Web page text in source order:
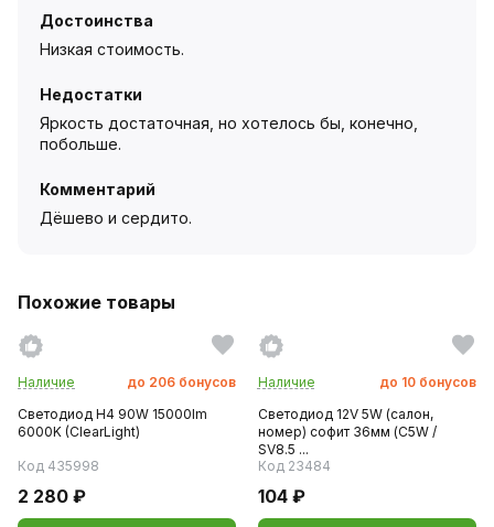
Достоинства
Низкая стоимость.
Недостатки
Яркость достаточная, но хотелось бы, конечно,
побольше.
Комментарий
Дёшево и сердито.
Похожие товары
Наличие до 206 бонусов
Светодиод H4 90W 15000lm
6000K (ClearLight)
Код 435998
2 280 ₽
Наличие до 10 бонусов
Светодиод 12V 5W (салон,
номер) софит 36мм (C5W /
SV8.5 ...
Код 23484
104 ₽